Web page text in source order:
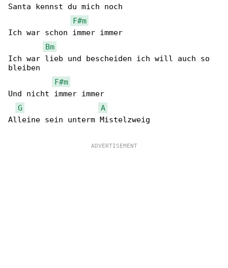
Santa kennst du mich noch
F#m
Ich war schon immer immer
Bm
Ich war lieb und bescheiden ich will auch so
bleiben
F#m
Und nicht immer immer
G
A
Alleine sein unterm Mistelzweig